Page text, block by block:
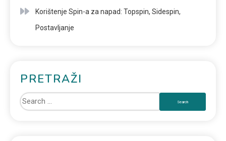
Korištenje Spin-a za napad: Topspin, Sidespin,
Postavljanje
PRETRAŽI